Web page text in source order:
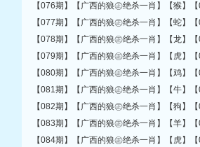
【076期】【广西的狼㊣绝杀一肖】【猴】
【077期】【广西的狼㊣绝杀一肖】【蛇】
【078期】【广西的狼㊣绝杀一肖】【龙】
【079期】【广西的狼㊣绝杀一肖】【虎】
【080期】【广西的狼㊣绝杀一肖】【鸡】
【081期】【广西的狼㊣绝杀一肖】【牛】
【082期】【广西的狼㊣绝杀一肖】【狗】
【083期】【广西的狼㊣绝杀一肖】【羊】
【084期】【广西的狼㊣绝杀一肖】【虎】